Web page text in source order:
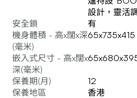
設計，靈活
安全鎖
有
機身體積 - 高x闊x深
(毫米)
65x735x415
嵌入式尺寸 - 高x闊x
深(毫米)
保養期(月)
12
保養地區
香港